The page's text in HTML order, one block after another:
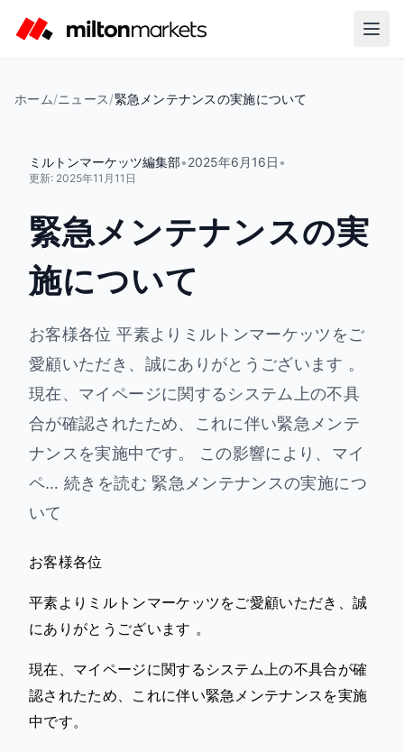
ホーム/ニュース/緊急メンテナンスの実施について
ミルトンマーケッツ編集部•2025年6月16日 •
更新: 2025年11月11日
緊急メンテナンスの実
施について
お客様各位 平素よりミルトンマーケッツをご
愛顧いただき、誠にありがとうございます 。
現在、マイページに関するシステム上の不具
合が確認されたため、これに伴い緊急メンテ
ナンスを実施中です。 この影響により、マイ
ペ… 続きを読む 緊急メンテナンスの実施につ
いて
お客様各位
平素よりミルトンマーケッツをご愛顧いただき、誠
にありがとうございます 。
現在、マイページに関するシステム上の不具合が確
認されたため、これに伴い緊急メンテナンスを実施
中です。